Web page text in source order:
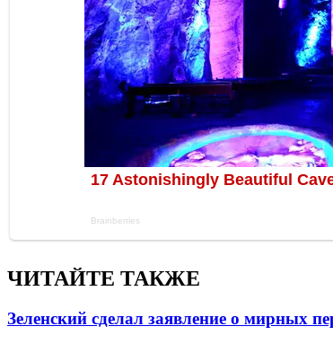
ЧИТАЙТЕ ТАКЖЕ
Зеленский сделал заявление о мирных